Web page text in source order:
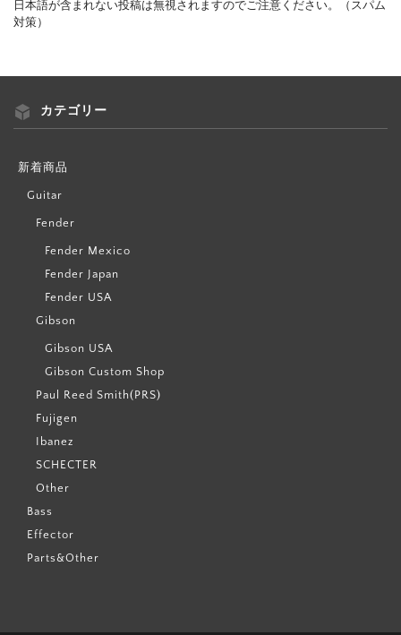
日本語が含まれない投稿は無視されますのでご注意ください。（スパム
対策）
カテゴリー
新着商品
Guitar
Fender
Fender Mexico
Fender Japan
Fender USA
Gibson
Gibson USA
Gibson Custom Shop
Paul Reed Smith(PRS)
Fujigen
Ibanez
SCHECTER
Other
Bass
Effector
Parts&Other